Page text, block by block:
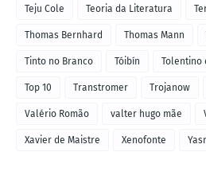
Teju Cole Teoria da Literatura
Thomas Bernhard Thomas Mann
Tinto no Branco Tóibín Tolentino
Top 10 Transtromer Trojanow
Valério Romão valter hugo mãe
Xavier de Maistre Xenofonte